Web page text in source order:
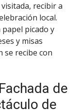
recibir a
local.
picado y
y misas
se recibe con
de
de